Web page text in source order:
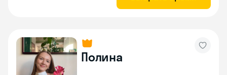
Полина